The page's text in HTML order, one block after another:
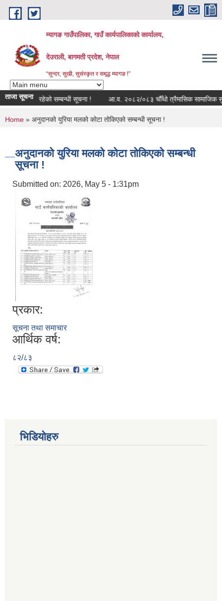
Skip to main content
म्यागङ गाउँपालिका, गाउँ कार्यपालिकाको कार्यालय,
देउराली, बागमती प्रदेश, नेपाल
“सुन्दर, सुखी, सुसंस्कृत र समृद्ध म्यागङ !”
ताजा सूचना
मोड्युल बन्द रहेको सम्बन्धी सूचना ! आ.व. २०८२/०८३ चौँथो त्रैमासिक सामाजिक
You are here
Home » अनुदानको युरिया मलको कोटा तोकिएको सम्बन्धी सूचना !
अनुदानको युरिया मलको कोटा तोकिएको सम्बन्धी
सूचना !
Submitted on: 2026, May 5 - 1:31pm
प्रकार:
सूचना तथा समाचार
आर्थिक वर्ष:
८२/८३
भिडियोहरु